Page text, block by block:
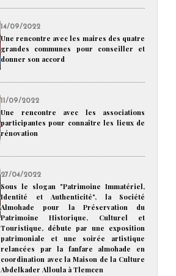
14/09/2022
Une rencontre avec les maires des quatre
grandes communes pour conseiller et
donner son accord
11/09/2022
Une rencontre avec les associations
participantes pour connaître les lieux de
rénovation
27/04/2022
Sous le slogan "Patrimoine Immatériel,
Identité et Authenticité", la Société
Almohade pour la Préservation du
Patrimoine Historique, Culturel et
Touristique, débute par une exposition
patrimoniale et une soirée artistique
relancées par la fanfare almohade en
coordination avec la Maison de la Culture
Abdelkader Alloula à Tlemcen